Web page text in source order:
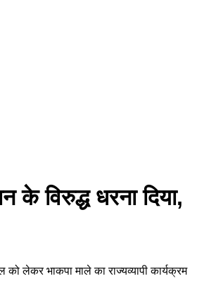
विरुद्ध धरना दिया,
लेकर भाकपा माले का राज्यव्यापी कार्यक्रम